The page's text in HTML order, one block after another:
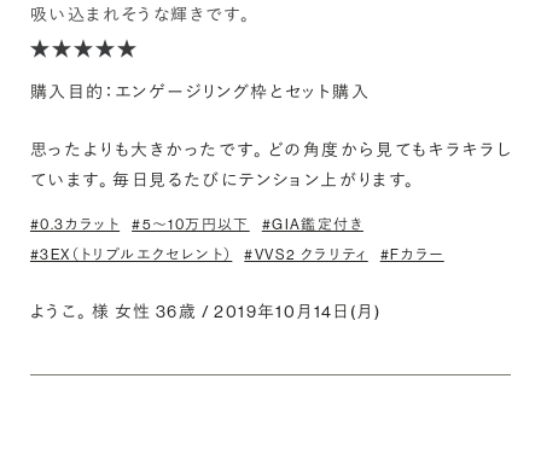
吸い込まれそうな輝きです。
購入目的：エンゲージリング枠とセット購入
思ったよりも大きかったです。 どの角度から見てもキラキラし
ています。 毎日見るたびにテンション上がります。
#0.3カラット #5〜10万円以下
#GIA鑑定付き
#3EX（トリプルエクセレント）
#VVS2 クラリティ #Fカラー
ようこ。 様 女性 36歳 / 2019年10月14日(月)